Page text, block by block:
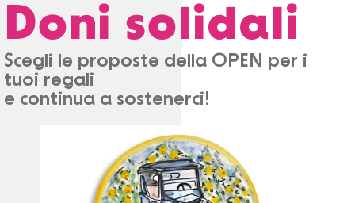
Doni solidali
Scegli le proposte della OPEN per i
tuoi regali
e continua a sostenerci!